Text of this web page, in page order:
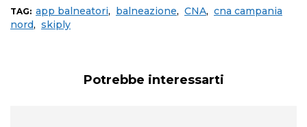
TAG: app balneatori, balneazione, CNA, cna campania
nord, skiply
Potrebbe interessarti